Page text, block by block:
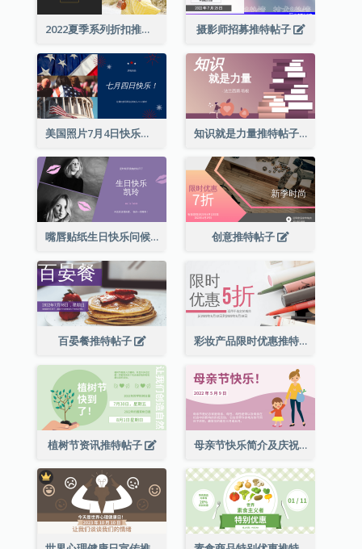
2022夏季系列折扣推特帖子 摄影师招募推特帖子
美国照片7月4日快乐推特帖子 知识就是力量推特帖子
嘴唇贴纸生日快乐问候推特帖子 创意推特帖子
百晏餐推特帖子 彩妆产品限时优惠推特帖子
植树节资讯推特帖子 母亲节快乐简介及庆祝推特帖子